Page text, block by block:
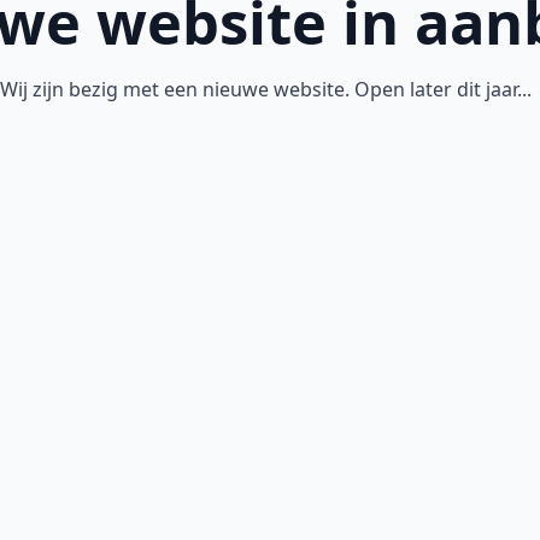
website in
Wij zijn bezig met een nieuwe website. Open later dit jaar...